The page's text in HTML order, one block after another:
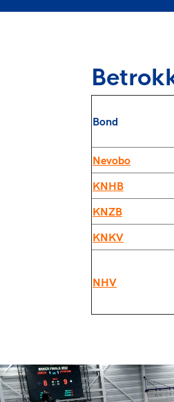
Bond
Nevobo
KNHB
KNZB
KNKV
NHV